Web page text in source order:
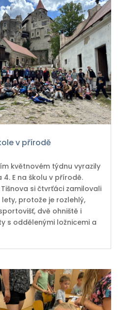
v přírodě
květnovém týdnu vyrazily
4. E na školu v přírodě.
si čtvrťáci zamilovali
protože je rozlehlý,
dvě ohniště i
s oddělenými ložnicemi a